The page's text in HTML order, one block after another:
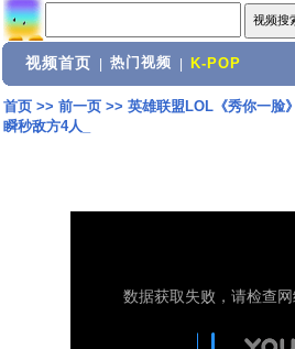
视频首页 热门视频 K-POP
首页>> 前一页>> 英雄联盟LOL《秀你一脸
瞬秒敌方4人_